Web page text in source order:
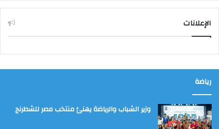
الإعلانات
رياضة
وزير الشباب والرياضة يهنئ منتخب مصر للشطرنج